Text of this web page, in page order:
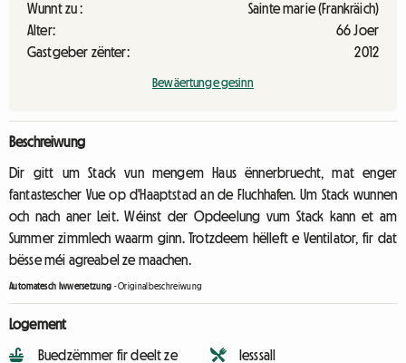
Wunnt zu :
Sainte marie (Frankräich)
Alter:
66 Joer
Gastgeber zënter:
2012
Bewäertunge gesinn
Beschreiwung
Dir gitt um Stack vun mengem Haus ënnerbruecht, mat enger
fantastescher Vue op d'Haaptstad an de Fluchhafen. Um Stack wunnen
och nach aner Leit. Wéinst der Opdeelung vum Stack kann et am
Summer zimmlech waarm ginn. Trotzdeem hëlleft e Ventilator, fir dat
bësse méi agreabel ze maachen.
Automatesch Iwwersetzung -Originalbeschreiwung
Logement
Buedzëmmer fir deelt ze
Iesssall